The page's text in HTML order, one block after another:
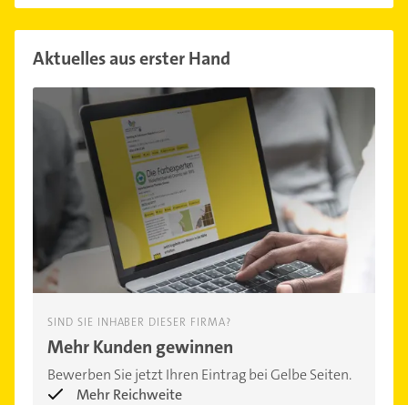
Aktuelles aus erster Hand
SIND SIE INHABER DIESER FIRMA?
Mehr Kunden gewinnen
Bewerben Sie jetzt Ihren Eintrag bei Gelbe Seiten.
Mehr Reichweite